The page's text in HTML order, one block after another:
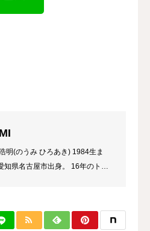
明(のうみ ひろあき) 1984生ま
知県名古屋市出身。 16年のトレ
選手の試合経験などから初心者か
まで、高い指導力に定評があり、